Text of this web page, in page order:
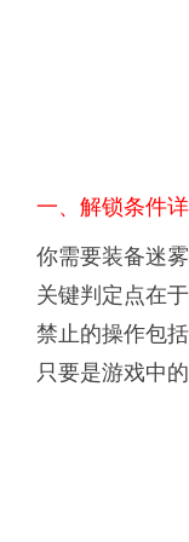
一、解锁条件
你需要装备迷
关键判定点在
禁止的操作包
只要是游戏中